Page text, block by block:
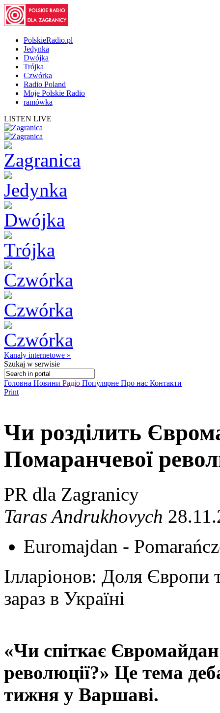
PolskieRadio.pl
Jedynka
Dwójka
Trójka
Czwórka
Radio Poland
Moje Polskie Radio
ramówka
LISTEN LIVE
Kanały internetowe »
Szukaj w serwisie
Головна Новини Радіо Популярне Про нас Контакти
Print
Чи розділить
Помаранчевої
PR dla Zagranicy
Taras Andrukhovych
Euromajdan -
Ілларіонов: Доля Європи
зараз в Україні
«Чи спіткає
революції?» Це тема
тижня у Варшаві.